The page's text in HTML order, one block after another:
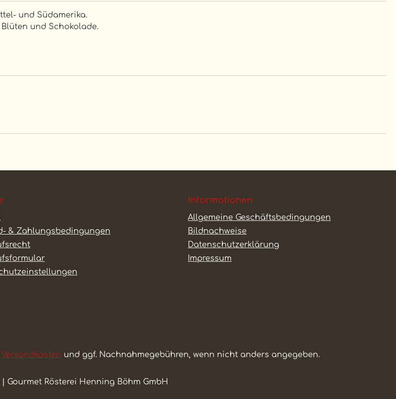
und Südamerika.
und Schokolade.
& Zahlungsbedingungen
Informationen
Allgemeine Geschäftsbedingungen
Bildnachweise
Datenschutzerklärung
Impressum
Versandkosten und ggf. Nachnahmegebühren, wenn nicht anders angegeben.
Gourmet Rösterei Henning Böhm GmbH